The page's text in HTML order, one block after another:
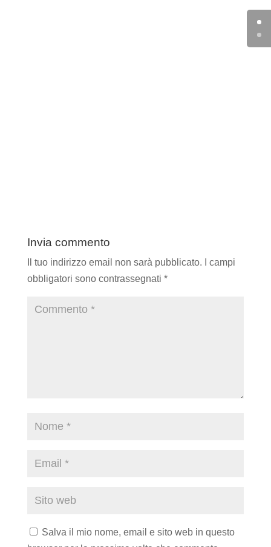
Invia commento
Il tuo indirizzo email non sarà pubblicato.
I campi
obbligatori sono contrassegnati *
Salva il mio nome, email e sito web in questo